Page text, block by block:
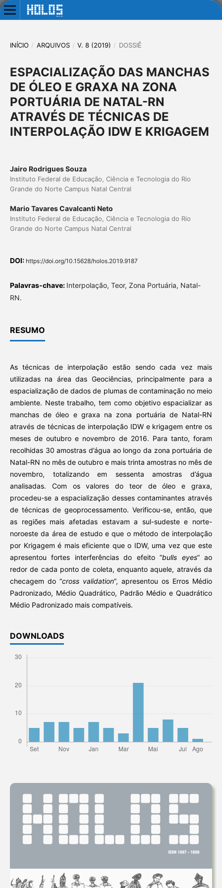
INÍCIO / ARQUIVOS / V. 8 (2019) / DOSSIÊ
ESPACIALIZAÇÃO DAS MANCHAS
DE ÓLEO E GRAXA NA ZONA
PORTUÁRIA DE NATAL-RN
ATRAVÉS DE TÉCNICAS DE
INTERPOLAÇÃO IDW E KRIGAGEM
Jairo Rodrigues Souza
Instituto Federal de Educação, Ciência e Tecnologia do Rio
Grande do Norte Campus Natal Central
Mario Tavares Cavalcanti Neto
Instituto Federal de Educação, Ciência e Tecnologia do Rio
Grande do Norte Campus Natal Central
DOI: https://doi.org/10.15628/holos.2019.9187
Palavras-chave: Interpolação, Teor, Zona Portuária, Natal-
RN.
RESUMO
As técnicas de interpolação estão sendo cada vez mais
utilizadas na área das Geociências, principalmente para a
espacialização de dados de plumas de contaminação no meio
ambiente. Neste trabalho, tem como objetivo espacializar as
manchas de óleo e graxa na zona portuária de Natal-RN
através de técnicas de interpolação IDW e krigagem entre os
meses de outubro e novembro de 2016. Para tanto, foram
recolhidas 30 amostras d’água ao longo da zona portuária de
Natal-RN no mês de outubro e mais trinta amostras no mês de
novembro, totalizando em sessenta amostras d’água
analisadas. Com os valores do teor de óleo e graxa,
procedeu-se a espacialização desses contaminantes através
de técnicas de geoprocessamento. Verificou-se, então, que
as regiões mais afetadas estavam a sul-sudeste e norte-
noroeste da área de estudo e que o método de interpolação
por Krigagem é mais eficiente que o IDW, uma vez que este
apresentou fortes interferências do efeito “bulls eyes” ao
redor de cada ponto de coleta, enquanto aquele, através da
checagem do “cross validation”, apresentou os Erros Médio
Padronizado, Médio Quadrático, Padrão Médio e Quadrático
Médio Padronizado mais compatíveis.
DOWNLOADS